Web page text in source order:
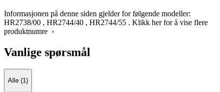
Informasjonen på denne siden gjelder for følgende modeller:
HR2738/00 , HR2744/40 , HR2744/55 . Klikk her for å vise flere
produktnumre ›
Vanlige spørsmål
Alle (1)